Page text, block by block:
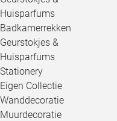
Huisparfums
Badkamerrekken
Geurstokjes &
Huisparfums
Stationery
Eigen Collectie
Wanddecoratie
Muurdecoratie